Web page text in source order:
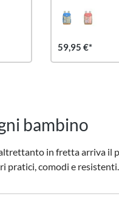
59,95 €*
bambino
in fretta arriva
comodi e